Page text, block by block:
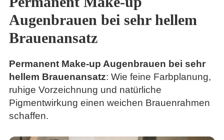
Augenbrauen bei sehr hellem
Brauenansatz
Permanent Make-up Augenbrauen bei sehr
hellem Brauenansatz: Wie feine Farbplanung,
ruhige Vorzeichnung und natürliche
Pigmentwirkung einen weichen Brauenrahmen
schaffen.